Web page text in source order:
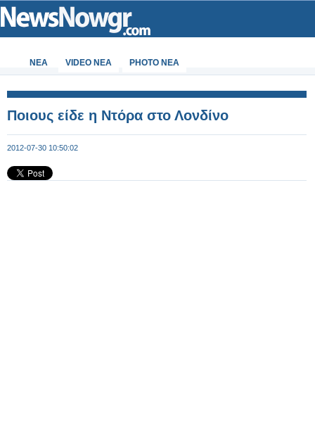
ΝΕΑ VIDEO NEA PHOTO NEA
Ποιους είδε η Ντόρα στο Λονδίνο
2012-07-30 10:50:02